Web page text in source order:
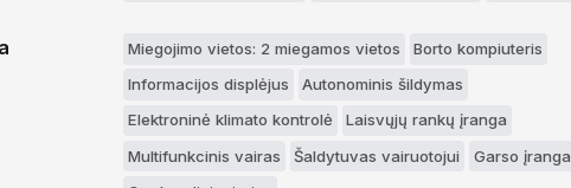
Miegojimo vietos: 2 miegamos vietos
Borto kompiuteris
Informacijos displėjus
Autonominis šildymas
Elektroninė klimato kontrolė
Laisvųjų rankų įranga
Multifunkcinis vairas
Šaldytuvas vairuotojui
Garso įranga